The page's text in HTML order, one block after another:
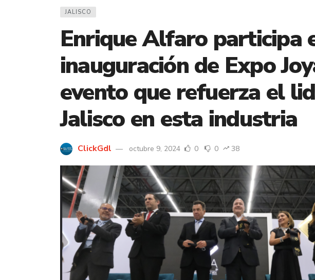
JALISCO
Enrique Alfaro participa
inauguración de Expo
evento que refuerza el
Jalisco en esta industria
ClickGdl octubre 9, 2024 0 0 38